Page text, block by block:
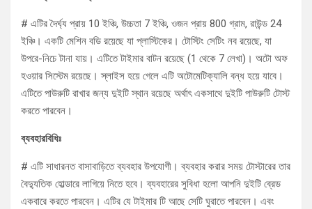
# এটির দৈর্ঘ্য প্রায় 10 ইঞ্চি, উচ্চতা 7 ইঞ্চি, ওজন প্রায় 800 গ্রাম, রাউন্ড 24
ইঞ্চি। একটি মেশিন বডি রয়েছে যা প্লাস্টিকের। টোস্টিং সেটিং নব রয়েছে, যা
উপরে-নিচে টানা যায়। এটিতে টাইমার বাটন রয়েছে (1 থেকে 7 লেখা)। অটো অফ
হওয়ার সিস্টেম রয়েছে। স্লাইস হয়ে গেলে এটি অটোমেটিক্যালি বন্ধ হয়ে যাবে।
এটিতে পাউরুটি রাখার জন্য দুইটি স্থান রয়েছে অর্থাৎ একসাথে দুইটি পাউরুটি টোস্ট
করতে পারবেন।
ব্যবহারবিধিঃ
# এটি সাধারনত বাসাবাড়িতে ব্যবহার উপযোগী। ব্যবহার করার সময় টোস্টারের তার
বৈদ্যুতিক হোল্ডারে লাগিয়ে নিতে হবে। ব্যবহারের সুবিধা হলো আপনি দুইটি ব্রেড
একবারে করতে পারবেন। এটির যে টাইমার টি আছে সেটি ঘুরাতে পারবেন। এবং